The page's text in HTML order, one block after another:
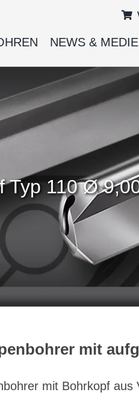
NEWS &
110 Ø
mit
mit Bohrkopf